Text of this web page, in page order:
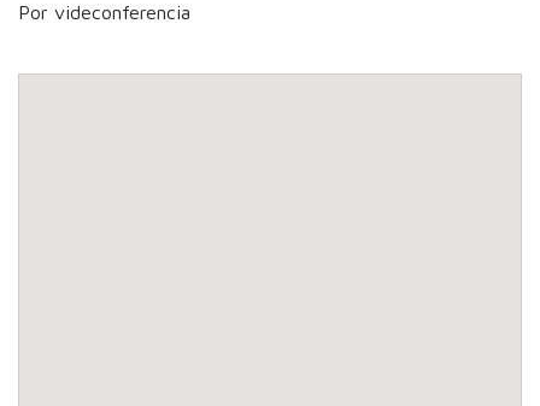
Por videconferencia